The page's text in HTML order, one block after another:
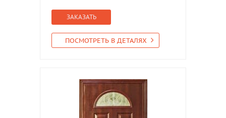
ЗАКАЗАТЬ
ПОСМОТРЕТЬ В ДЕТАЛЯХ